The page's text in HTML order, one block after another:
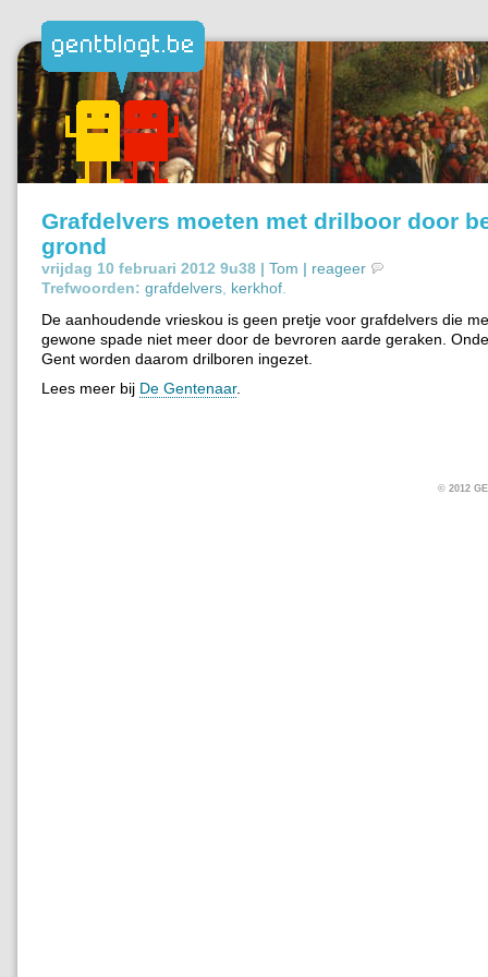
Grafdelvers moeten met drilboor door
grond
vrijdag 10 februari 2012 9u38 | Tom | reageer
Trefwoorden: grafdelvers kerkhof
De aanhoudende vrieskou is geen pretje voor grafdelvers die
gewone spade niet meer door de bevroren aarde geraken.
Gent worden daarom drilboren ingezet.
Lees meer bij De Gentenaar.
© 2012